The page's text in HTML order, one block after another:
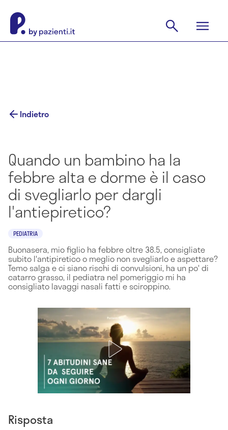
Indietro
Quando un bambino ha la
febbre alta e dorme è il caso
di svegliarlo per dargli
l'antiepiretico?
PEDIATRIA
Buonasera, mio figlio ha febbre oltre 38.5, consigliate
subito l'antipiretico o meglio non svegliarlo e aspettare?
Temo salga e ci siano rischi di convulsioni, ha un po' di
catarro grasso, il pediatra nel pomeriggio mi ha
consigliato lavaggi nasali fatti e sciroppino.
Risposta